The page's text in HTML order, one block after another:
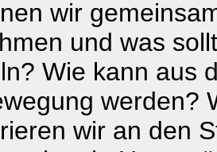
wir
und was
Wie kann aus
werden?
wir an den